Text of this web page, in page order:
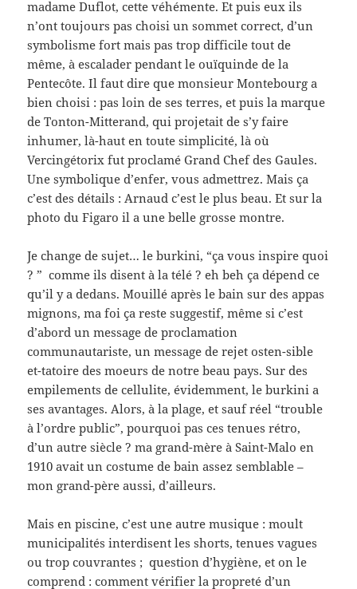
madame Duflot, cette véhémente. Et puis eux ils
n’ont toujours pas choisi un sommet correct, d’un
symbolisme fort mais pas trop difficile tout de
même, à escalader pendant le ouïquinde de la
Pentecôte. Il faut dire que monsieur Montebourg a
bien choisi : pas loin de ses terres, et puis la marque
de Tonton-Mitterand, qui projetait de s’y faire
inhumer, là-haut en toute simplicité, là où
Vercingétorix fut proclamé Grand Chef des Gaules.
Une symbolique d’enfer, vous admettrez. Mais ça
c’est des détails : Arnaud c’est le plus beau. Et sur la
photo du Figaro il a une belle grosse montre.
Je change de sujet… le burkini, “ça vous inspire quoi
? ” comme ils disent à la télé ? eh beh ça dépend ce
qu’il y a dedans. Mouillé après le bain sur des appas
mignons, ma foi ça reste suggestif, même si c’est
d’abord un message de proclamation
communautariste, un message de rejet osten-sible
et-tatoire des moeurs de notre beau pays. Sur des
empilements de cellulite, évidemment, le burkini a
ses avantages. Alors, à la plage, et sauf réel “trouble
à l’ordre public”, pourquoi pas ces tenues rétro,
d’un autre siècle ? ma grand-mère à Saint-Malo en
1910 avait un costume de bain assez semblable –
mon grand-père aussi, d’ailleurs.
Mais en piscine, c’est une autre musique : moult
municipalités interdisent les shorts, tenues vagues
ou trop couvrantes ; question d’hygiène, et on le
comprend : comment vérifier la propreté d’un